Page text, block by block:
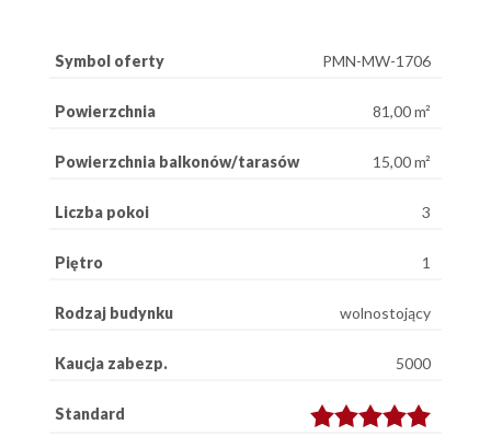
Symbol oferty PMN-MW-1706
Powierzchnia 81,00 m²
Powierzchnia balkonów/tarasów 15,00 m²
Liczba pokoi 3
Piętro 1
Rodzaj budynku wolnostojący
Kaucja zabezp. 5000
Standard